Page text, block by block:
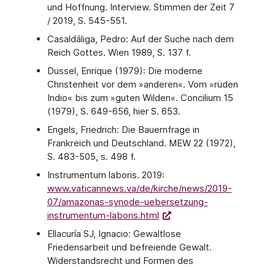
und Hoffnung. Interview. Stimmen der Zeit 7
/ 2019, S. 545-551.
Casaldáliga, Pedro: Auf der Suche nach dem
Reich Gottes. Wien 1989, S. 137 f.
Dussel, Enrique (1979): Die moderne
Christenheit vor dem »anderen«. Vom »rüden
Indio« bis zum »guten Wilden«. Concilium 15
(1979), S. 649-656, hier S. 653.
Engels, Friedrich: Die Bauernfrage in
Frankreich und Deutschland. MEW 22 (1972),
S. 483-505, s. 498 f.
Instrumentum laboris. 2019:
www.vaticannews.va/de/kirche/news/2019-
07/amazonas-synode-uebersetzung-
instrumentum-laboris.html
Ellacuría SJ, Ignacio: Gewaltlose
Friedensarbeit und befreiende Gewalt.
Widerstandsrecht und Formen des